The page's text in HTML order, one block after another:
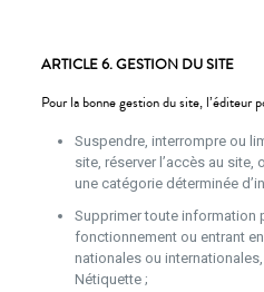
ARTICLE 6. GESTION DU SITE
Pour la bonne gestion du site, l’éditeur
Suspendre, interrompre ou
site, réserver l’accès au site,
une catégorie déterminée
Supprimer toute information
fonctionnement ou entrant
nationales ou
Nétiquette ;